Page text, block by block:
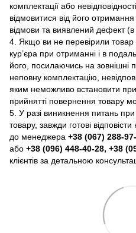
комплектації або
відмовитися від його
відмови та виявлений дефект (в
4. Якщо ви не перевірили товар
кур’єра при отриманні і в
його, посилаючись на зовнішні
неповну комплектацію,
яким неможливо встановити
прийнятті повернення товару
5. У разі виникнення питань
товару, завжди готові
до менеджера +38 (067) 288-
або +38 (096) 448-40-28, +38
клієнтів за детальною